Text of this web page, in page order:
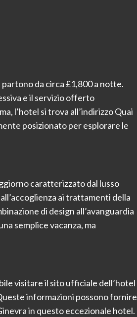
da circa £1,800 a notte.
e il servizio offerto
l’hotel si trova all’indirizzo Quai
posizionato per esplorare le
caratterizzato dal lusso
ai trattamenti della
di design all’avanguardia
semplice vacanza, ma
visitare il sito ufficiale dell’hotel
informazioni possono fornire
in questo eccezionale hotel.